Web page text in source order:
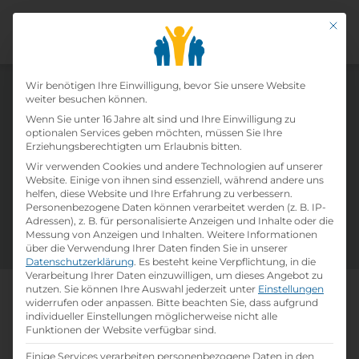
Lehrbetriebe in Österreich
Finde deinen passenden Ausbildungsbetrieb in
Österreich. Bewirb dich für die
ausgeschriebenen Lehrstellen oder sende eine
Initiativbewerbung an deinen zukünftigen
Arbeitgeber. Viel Erfolg!
Home» Lehrbetriebe
Mit
Datenschutz-
Wir benötigen Ihre Einwilligung, bevor Sie unsere Website
weiter besuchen können.
Wenn Sie unter 16 Jahre alt sind und Ihre Einwilligung zu
optionalen Services geben möchten, müssen Sie Ihre
Erziehungsberechtigten um Erlaubnis bitten.
Wir verwenden Cookies und andere Technologien auf unserer
Website. Einige von ihnen sind essenziell, während andere uns
helfen, diese Website und Ihre Erfahrung zu verbessern.
Personenbezogene Daten können verarbeitet werden (z. B. IP-
Adressen), z. B. für personalisierte Anzeigen und Inhalte oder die
Messung von Anzeigen und Inhalten. Weitere Informationen
über die Verwendung Ihrer Daten finden Sie in unserer
Datenschutzerklärung. Es besteht keine Verpflichtung, in die
Verarbeitung Ihrer Daten einzuwilligen, um dieses Angebot zu
nutzen. Sie können Ihre Auswahl jederzeit unter Einstellungen
widerrufen oder anpassen. Bitte beachten Sie, dass aufgrund
individueller Einstellungen möglicherweise nicht alle
Funktionen der Website verfügbar sind.
Einige Services verarbeiten personenbezogene Daten in den